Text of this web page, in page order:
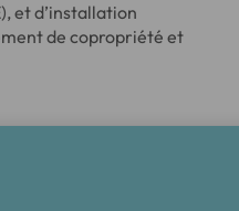
et d’installation
de copropriété et